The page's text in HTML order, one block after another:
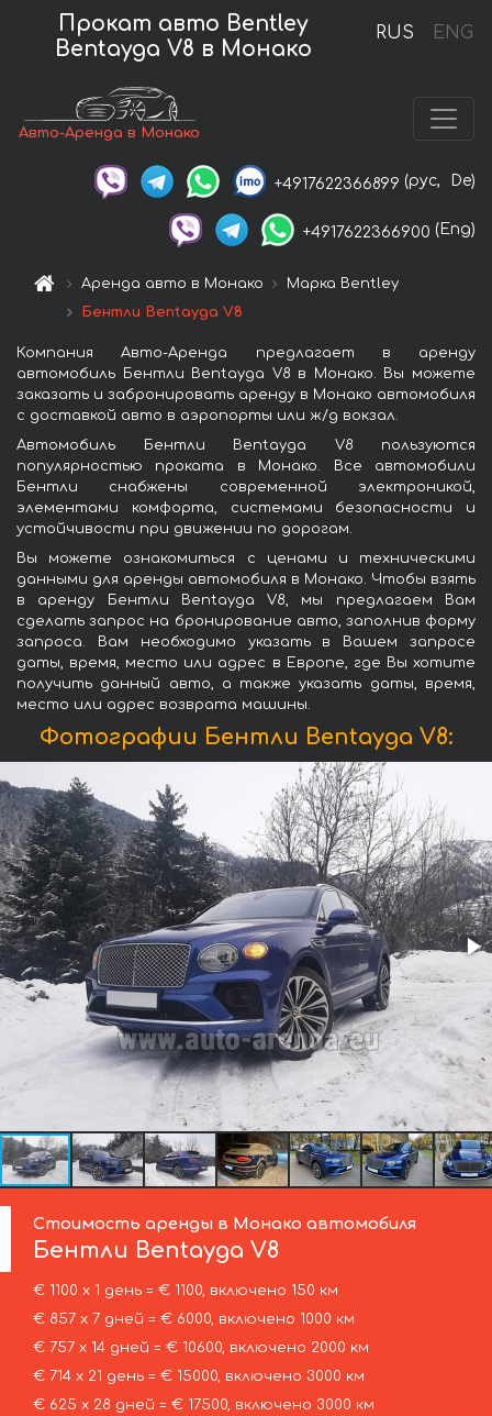
RUS ENG
Прокат авто Bentley
Bentayga V8 в Монако
Авто-Аренда в Монако
+4917622366899 (рус, De)
+4917622366900 (Eng)
Аренда авто в Монако
Марка Bentley
Бентли Bentayga V8
Компания Авто-Аренда предлагает в аренду
автомобиль Бентли Bentayga V8 в Монако. Вы можете
заказать и забронировать аренду в Монако автомобиля
с доставкой авто в аэропорты или ж/д вокзал.
Автомобиль Бентли Bentayga V8 пользуются
популярностью проката в Монако. Все автомобили
Бентли снабжены современной электроникой,
элементами комфорта, системами безопасности и
устойчивости при движении по дорогам.
Вы можете ознакомиться с ценами и техническими
данными для аренды автомобиля в Монако. Чтобы взять
в аренду Бентли Bentayga V8, мы предлагаем Вам
сделать запрос на бронирование авто, заполнив форму
запроса. Вам необходимо указать в Вашем запросе
даты, время, место или адрес в Европе, где Вы хотите
получить данный авто, а также указать даты, время,
место или адрес возврата машины.
Фотографии Бентли Bentayga V8:
Стоимость аренды в Монако автомобиля
Бентли Bentayga V8
€ 1100 х 1 день = € 1100, включено 150 км
€ 857 х 7 дней = € 6000, включено 1000 км
€ 757 х 14 дней = € 10600, включено 2000 км
€ 714 х 21 день = € 15000, включено 3000 км
€ 625 х 28 дней = € 17500, включено 3000 км